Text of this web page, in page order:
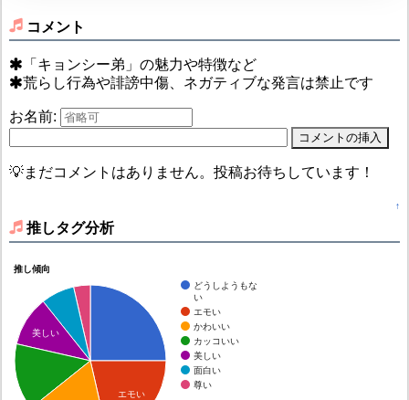
コメント
「キョンシー弟」の魅力や特徴など
荒らし行為や誹謗中傷、ネガティブな発言は禁止です
お名前:
💡まだコメントはありません。投稿お待ちしています！
↑
推しタグ分析
推し傾向
どうしようもな
い
エモい
かわいい
カッコいい
美しい
面白い
尊い
エモい
美しい